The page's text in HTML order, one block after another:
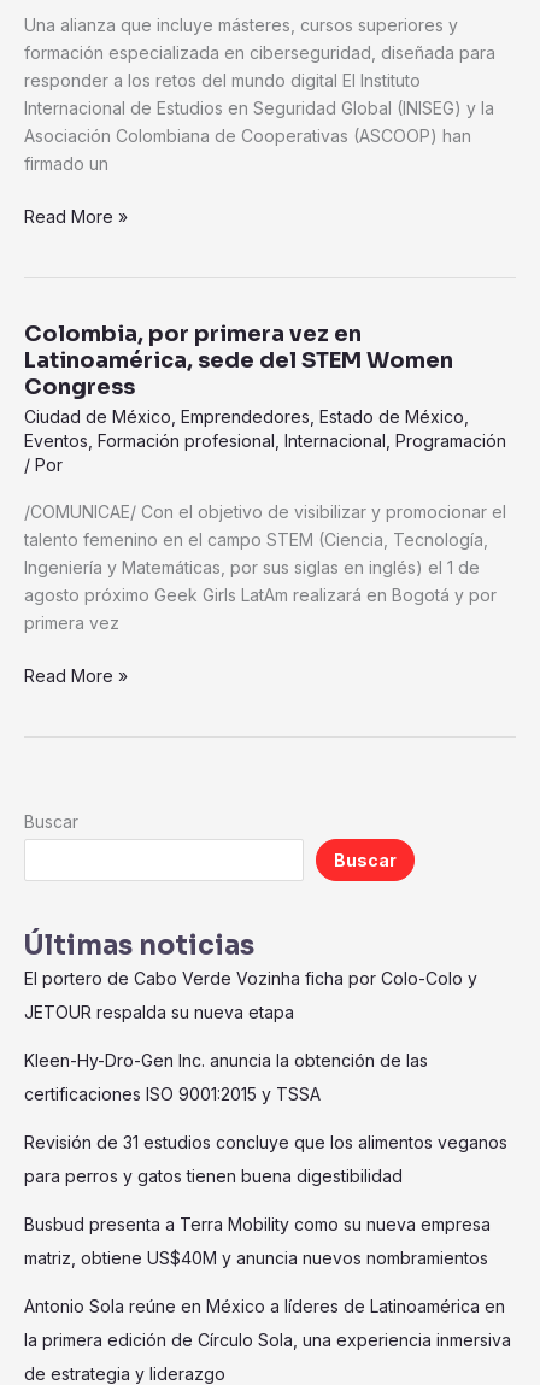
Una alianza que incluye másteres, cursos superiores y
formación especializada en ciberseguridad, diseñada para
responder a los retos del mundo digital El Instituto
Internacional de Estudios en Seguridad Global (INISEG) y la
Asociación Colombiana de Cooperativas (ASCOOP) han
firmado un
Read More »
Colombia, por primera vez en
Latinoamérica, sede del STEM Women
Congress
Ciudad de México Emprendedores Estado de México
Eventos Formación profesional Internacional Programación
/ Por
/COMUNICAE/ Con el objetivo de visibilizar y promocionar el
talento femenino en el campo STEM (Ciencia, Tecnología,
Ingeniería y Matemáticas, por sus siglas en inglés) el 1 de
agosto próximo Geek Girls LatAm realizará en Bogotá y por
primera vez
Colombia,
por
primera
vez
en
Latinoamérica,
del
Women
Congress
Read More »
Buscar
Buscar
Últimas noticias
El portero de Cabo Verde Vozinha ficha por Colo-Colo y
JETOUR respalda su nueva etapa
Kleen-Hy-Dro-Gen Inc. anuncia la obtención de las
certificaciones ISO 9001:2015 y TSSA
Revisión de 31 estudios concluye que los alimentos veganos
para perros y gatos tienen buena digestibilidad
Busbud presenta a Terra Mobility como su nueva empresa
matriz, obtiene US$40M y anuncia nuevos nombramientos
Antonio Sola reúne en México a líderes de Latinoamérica en
la primera edición de Círculo Sola, una experiencia inmersiva
de estrategia y liderazgo